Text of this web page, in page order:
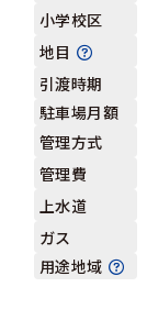
小学校区
地目
引渡時期
駐車場月額
管理方式
管理費
上水道
ガス
用途地域